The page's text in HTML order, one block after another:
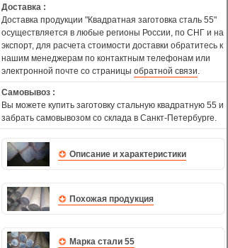
Доставка :
Доставка продукции "Квадратная заготовка сталь 55"
осуществляется в любые регионы России, по СНГ и на
экспорт, для расчета стоимости доставки обратитесь к
нашим менеджерам по контактным телефонам или
электронной почте со страницы обратной связи.
Самовывоз :
Вы можете купить заготовку стальную квадратную 55 и
забрать самовывозом со склада в Санкт-Петербурге.
Описание и характеристики
Похожая продукция
Марка стали 55